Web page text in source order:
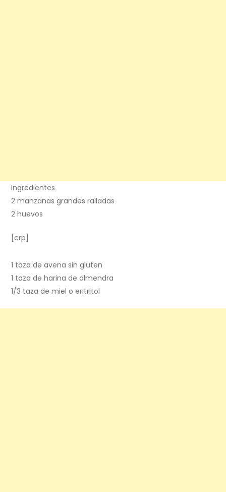
Ingredientes
2 manzanas grandes ralladas
2 huevos
[crp]
1 taza de avena sin gluten
1 taza de harina de almendra
1/3 taza de miel o eritritol